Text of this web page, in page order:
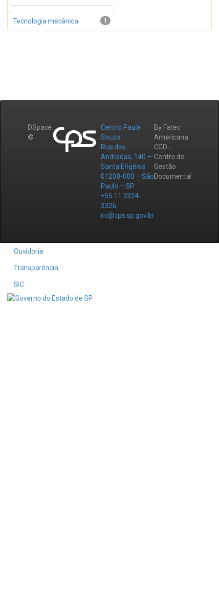
1
Tecnologia mecânica
DSpace
©
Centro Paula
Souza
Rua dos
Andradas, 140 –
Santa Efigênia
01208-000 – São
Paulo – SP
+55 11 3324-
3326
ric@cps.sp.gov.br
By Fatec
Americana
CGD -
Centro de
Gestão
Documental
Ouvidoria
Transparência
SIC